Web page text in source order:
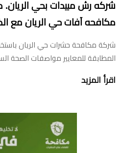
شركه رش مبيدات بحي
مكافحه آفات حي الريان مع
شركة مكافحة حشرات حي الريان
المطابقة للمعايير مواصفات الصحة
اقرأ المزيد